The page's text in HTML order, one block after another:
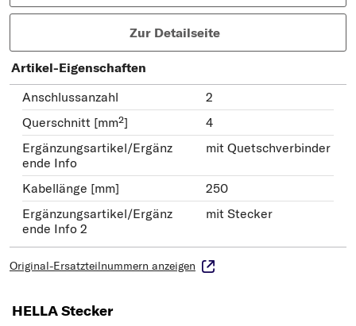
Zur Detailseite
Artikel-Eigenschaften
Anschlussanzahl
2
Querschnitt [mm²]
4
Ergänzungsartikel/Ergänz
ende Info
mit Quetschverbinder
Kabellänge [mm]
250
Ergänzungsartikel/Ergänz
ende Info 2
mit Stecker
Original-Ersatzteilnummern anzeigen
HELLA Stecker